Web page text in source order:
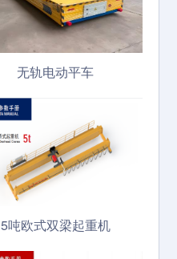
无轨电动平车
5吨欧式双梁起重机